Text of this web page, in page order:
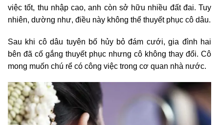
việc tốt, thu nhập cao, anh còn sở hữu nhiều đất đai. Tuy
nhiên, dường như, điều này không thể thuyết phục cô dâu.
Sau khi cô dâu tuyên bố hủy bỏ đám cưới, gia đình hai
bên đã cố gắng thuyết phục nhưng cô không thay đổi. Cô
mong muốn chú rể có công việc trong cơ quan nhà nước.